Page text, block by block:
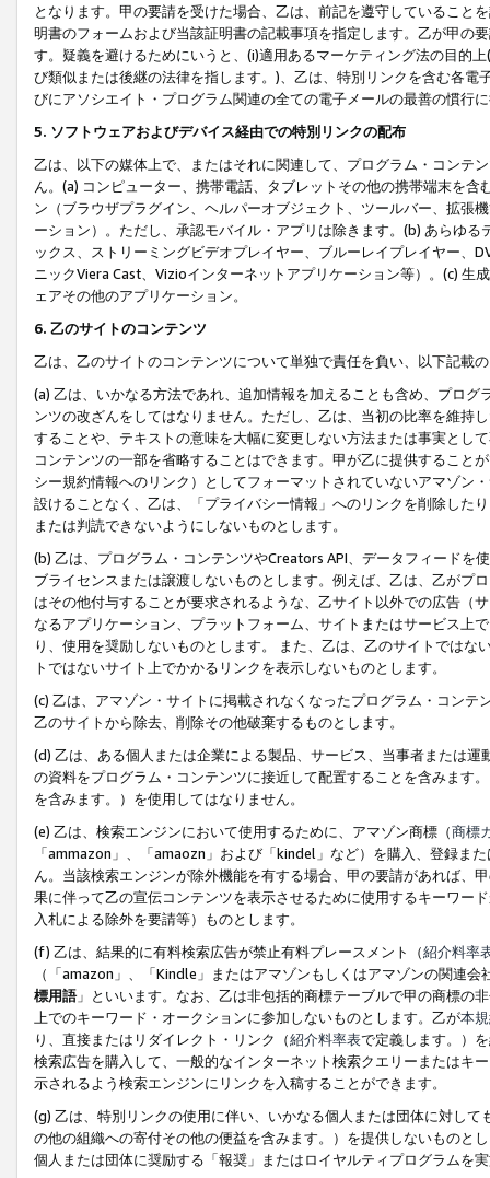
となります。甲の要請を受けた場合、乙は、前記を遵守していること
明書のフォームおよび当該証明書の記載事項を指定します。乙が甲の
す。疑義を避けるためにいうと、(i)適用あるマーケティング法の目的
び類似または後継の法律を指します。)、乙は、特別リンクを含む各
びにアソシエイト・プログラム関連の全ての電子メールの最善の慣行
5. ソフトウェアおよびデバイス経由での特別リンクの配布
乙は、以下の媒体上で、またはそれに関連して、プログラム・コンテ
ん。(a) コンピューター、携帯電話、タブレットその他の携帯端末を
ン（ブラウザプラグイン、ヘルパーオブジェクト、ツールバー、拡張
ーション）。ただし、承認モバイル・アプリは除きます。(b) あらゆ
ックス、ストリーミングビデオプレイヤー、ブルーレイプレイヤー、
ニックViera Cast、Vizioインターネットアプリケーション等）。(c)
ェアその他のアプリケーション。
6. 乙のサイトのコンテンツ
乙は、乙のサイトのコンテンツについて単独で責任を負い、以下記載
(a) 乙は、いかなる方法であれ、追加情報を加えることも含め、プロ
ンツの改ざんをしてはなりません。ただし、乙は、当初の比率を維持
することや、テキストの意味を大幅に変更しない方法または事実とし
コンテンツの一部を省略することはできます。甲が乙に提供すること
シー規約情報へのリンク）としてフォーマットされていないアマゾン
設けることなく、乙は、「プライバシー情報」へのリンクを削除した
または判読できないようにしないものとします。
(b) 乙は、プログラム・コンテンツやCreators API、データフィード
ブライセンスまたは譲渡しないものとします。例えば、乙は、乙がプ
はその他付与することが要求されるような、乙サイト以外での広告（
なるアプリケーション、プラットフォーム、サイトまたはサービス上
り、使用を奨励しないものとします。 また、乙は、乙のサイトでは
トではないサイト上でかかるリンクを表示しないものとします。
(c) 乙は、アマゾン・サイトに掲載されなくなったプログラム・コン
乙のサイトから除去、削除その他破棄するものとします。
(d) 乙は、ある個人または企業による製品、サービス、当事者または
の資料をプログラム・コンテンツに接近して配置することを含みます
を含みます。）を使用してはなりません。
(e) 乙は、検索エンジンにおいて使用するために、アマゾン商標（商標
「ammazon」、「amaozn」および「kindel」など）を購入、登録ま
ん。当該検索エンジンが除外機能を有する場合、甲の要請があれば、
果に伴って乙の宣伝コンテンツを表示させるために使用するキーワー
入札による除外を要請等）ものとします。
(f) 乙は、結果的に有料検索広告が禁止有料プレースメント（紹介料率
（「amazon」、「Kindle」またはアマゾンもしくはアマゾンの関連
標用語」といいます。なお、乙は非包括的商標テーブルで甲の商標の
上でのキーワード・オークションに参加しないものとします。乙が本
り、直接またはリダイレクト・リンク（紹介料率表で定義します。）
検索広告を購入して、一般的なインターネット検索クエリーまたはキ
示されるよう検索エンジンにリンクを入稿することができます。
(g) 乙は、特別リンクの使用に伴い、いかなる個人または団体に対し
の他の組織への寄付その他の便益を含みます。）を提供しないものと
個人または団体に奨励する「報奨」またはロイヤルティプログラムを